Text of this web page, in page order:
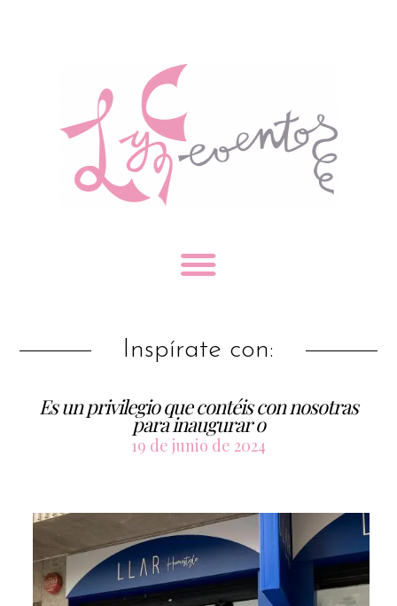
Inspírate con:
Es un privilegio que contéis con nosotras
para inaugurar o
19 de junio de 2024